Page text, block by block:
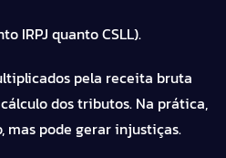
IRPJ quanto CSLL).
pela receita bruta
dos tributos. Na prática,
mas pode gerar injustiças.